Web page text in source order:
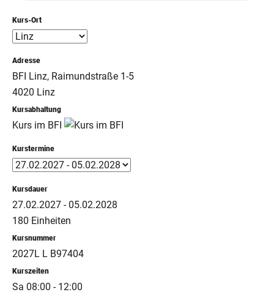
Kurs-Ort
Adresse
BFI Linz, Raimundstraße 1-5
4020 Linz
Kursabhaltung
Kurs im BFI
Kurstermine
Kursdauer
27.02.2027 - 05.02.2028
180 Einheiten
Kursnummer
2027L L B97404
Kurszeiten
Sa 08:00 - 12:00